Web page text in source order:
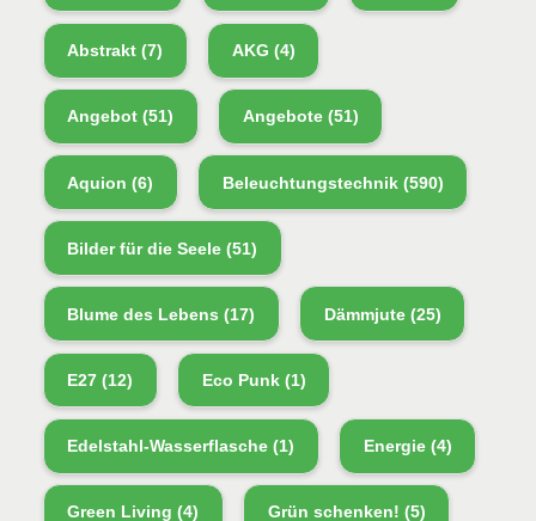
Abstrakt (7) AKG (4)
Angebot (51) Angebote(51)
Aquion (6) Beleuchtungstechnik(590)
Bilder für die Seele (51)
Blume des Lebens (17) Dämmjute(25)
E27 (12) Eco Punk(1)
Edelstahl-Wasserflasche (1) Energie(4)
Green Living (4) Grün schenken! (5)